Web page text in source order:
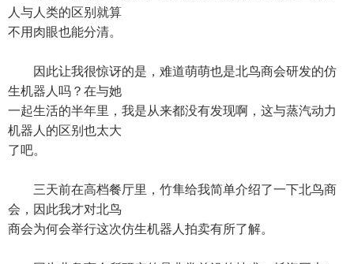
人与人类的区别就算
不用肉眼也能分清。
因此让我很惊讶的是，难道萌萌也是北鸟商会研发的仿
生机器人吗？在与她
一起生活的半年里，我是从来都没有发现啊，这与蒸汽动力
机器人的区别也太大
了吧。
三天前在高档餐厅里，竹隼给我简单介绍了一下北鸟商
会，因此我才对北鸟
商会为何会举行这次仿生机器人拍卖有所了解。